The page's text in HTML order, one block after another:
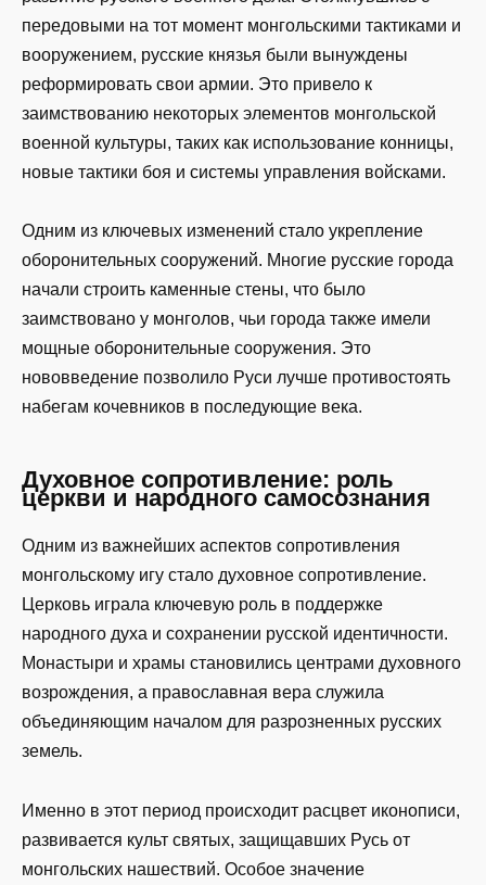
передовыми на тот момент монгольскими тактиками и
вооружением, русские князья были вынуждены
реформировать свои армии. Это привело к
заимствованию некоторых элементов монгольской
военной культуры, таких как использование конницы,
новые тактики боя и системы управления войсками.
Одним из ключевых изменений стало укрепление
оборонительных сооружений. Многие русские города
начали строить каменные стены, что было
заимствовано у монголов, чьи города также имели
мощные оборонительные сооружения. Это
нововведение позволило Руси лучше противостоять
набегам кочевников в последующие века.
Духовное сопротивление: роль
церкви и народного самосознания
Одним из важнейших аспектов сопротивления
монгольскому игу стало духовное сопротивление.
Церковь играла ключевую роль в поддержке
народного духа и сохранении русской идентичности.
Монастыри и храмы становились центрами духовного
возрождения, а православная вера служила
объединяющим началом для разрозненных русских
земель.
Именно в этот период происходит расцвет иконописи,
развивается культ святых, защищавших Русь от
монгольских нашествий. Особое значение